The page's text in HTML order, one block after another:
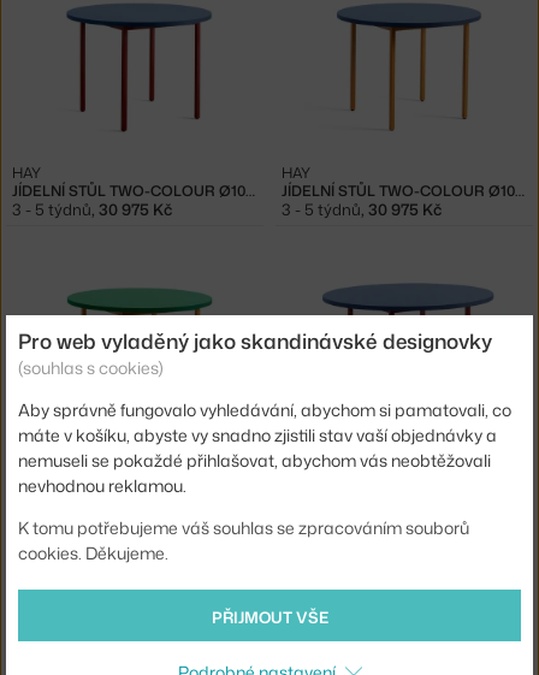
JÍDELNÍ STŮL TWO-COLOUR Ø105, MAROON RED/BLUE
HAY
3 - 5 týdnů, 30 975 Kč
JÍDELNÍ STŮL TWO-COLOUR Ø105, OCHRE/BLUE
HAY
3 - 5 týdnů, 30 975 Kč
HAY
3 - 5 týdnů,30 975 Kč
HAY
Pro web vyladěný jako skandinávské designovky
(souhlas s cookies)
Aby správně fungovalo vyhledávání, abychom si pamatovali, co
máte v košíku, abyste vy snadno zjistili stav vaší objednávky a
nemuseli se pokaždé přihlašovat, abychom vás neobtěžovali
nevhodnou reklamou.
K tomu potřebujeme váš souhlas se zpracováním souborů
cookies. Děkujeme.
PŘIJMOUT VŠE